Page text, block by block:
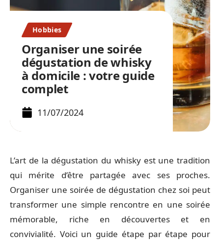
Hobbies
Organiser une soirée
dégustation de whisky
à domicile : votre guide
complet
11/07/2024
L’art de la dégustation du whisky est une tradition
qui mérite d’être partagée avec ses proches.
Organiser une soirée de dégustation chez soi peut
transformer une simple rencontre en une soirée
mémorable, riche en découvertes et en
convivialité. Voici un guide étape par étape pour